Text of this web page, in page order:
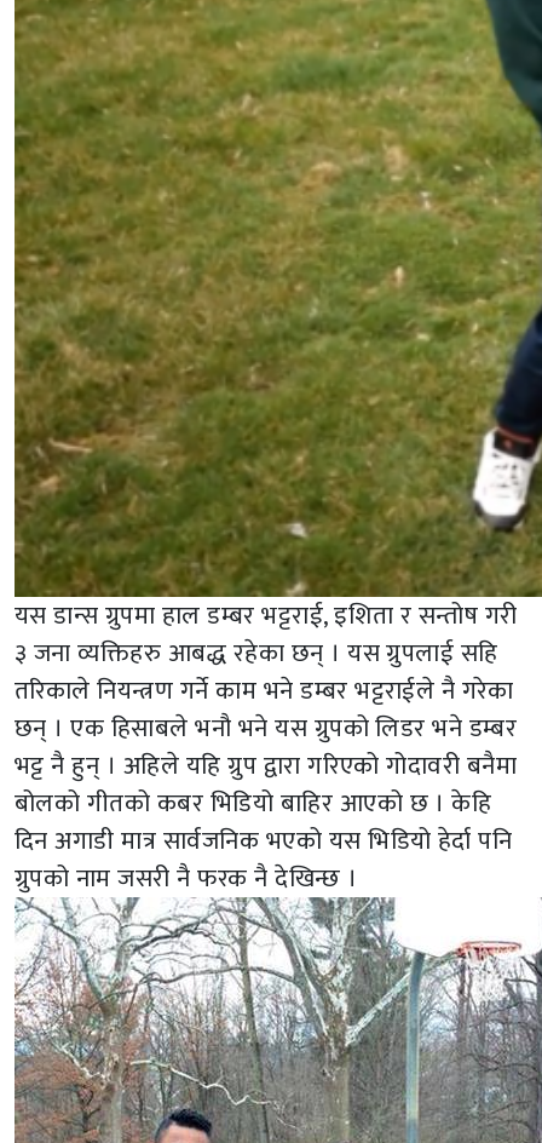
यस डान्स ग्रुपमा हाल डम्बर भट्टराई, इशिता र सन्तोष गरी
३ जना व्यक्तिहरु आबद्ध रहेका छन् । यस ग्रुपलाई सहि
तरिकाले नियन्त्रण गर्ने काम भने डम्बर भट्टराईले नै गरेका
छन् । एक हिसाबले भनौ भने यस ग्रुपको लिडर भने डम्बर
भट्ट नै हुन् । अहिले यहि ग्रुप द्वारा गरिएको गोदावरी बनैमा
बोलको गीतको कबर भिडियो बाहिर आएको छ । केहि
दिन अगाडी मात्र सार्वजनिक भएको यस भिडियो हेर्दा पनि
ग्रुपको नाम जसरी नै फरक नै देखिन्छ ।